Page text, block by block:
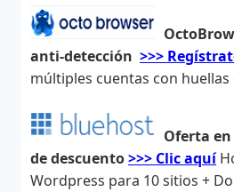
anti-detección >>>
múltiples cuentas con
Oferta
de descuento>>> Clic aquí
Wordpress para 10 sitios +